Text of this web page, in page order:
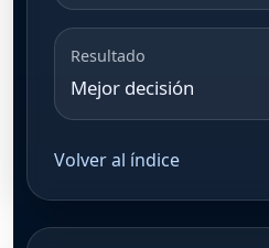
Resultado
Mejor decisión
Volver al índice